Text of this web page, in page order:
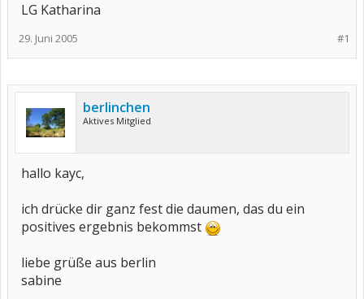
LG Katharina
#1
29. Juni 2005
berlinchen
Aktives Mitglied
hallo kayc,
ich drücke dir ganz fest die daumen, das du ein
positives ergebnis bekommst
liebe grüße aus berlin
sabine